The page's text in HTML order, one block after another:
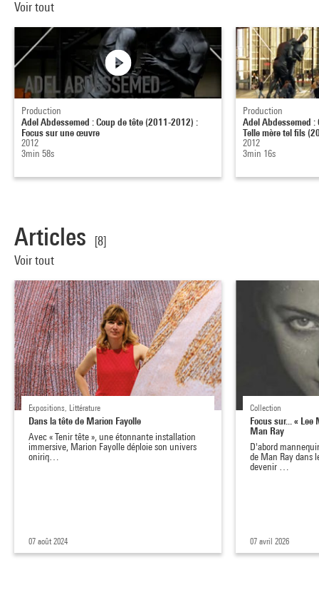
Voir tout
Production
Adel Abdessemed : Coup de tête (2011-2012) :
Focus sur une œuvre
2012
3min 58s
Production
Adel Abdessemed
Telle mère tel fils
2012
3min 16s
Articles
[8]
Voir tout
Expositions, Littérature
Dans la tête de Marion Fayolle
Avec « Tenir tête », une étonnante installation
immersive, Marion Fayolle déploie son univers
oniriq…
07 août 2024
Collection
Focus sur... «
Man Ray
D'abord
de Man Ray dans
devenir …
07 avril 2026